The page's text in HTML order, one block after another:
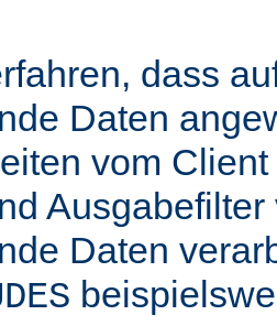
dass
Daten
vom
Daten